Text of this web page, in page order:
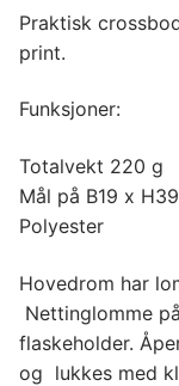
Praktisk
print.
Funksjoner:
Totalvekt 220 g
Mål på B19 x
Polyester
Hovedrom har
Nettinglomme
flaskeholder.
og lukkes med